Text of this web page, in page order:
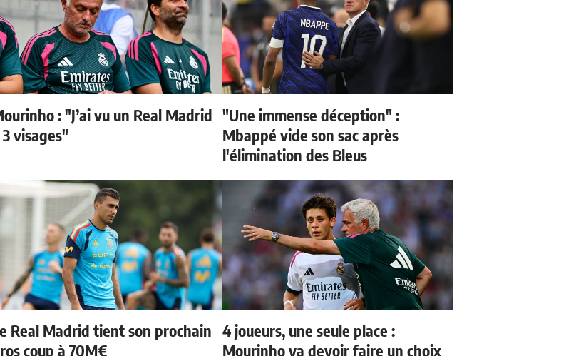
: "J’ai vu un Real Madrid
visages"
"Une immense déception" :
Mbappé vide son sac après
l'élimination des Bleus
Real Madrid tient son prochain
coup à 70M€
4 joueurs, une seule place :
Mourinho va devoir faire un choix